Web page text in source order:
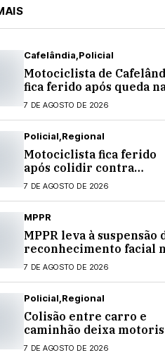
Cafelândia Policial
Motociclista de
fica ferido após queda
PR-180 em Quarto
7 DE AGOSTO DE 2026
Policial Regional
Motociclista fica ferido
após colidir contra
banheiro químico que
7 DE AGOSTO DE 2026
MPPR
MPPR leva à suspensão
reconhecimento facial
escolas estaduais
7 DE AGOSTO DE 2026
Policial Regional
Colisão entre carro e
caminhão deixa
ferido na PR-495, em
7 DE AGOSTO DE 2026